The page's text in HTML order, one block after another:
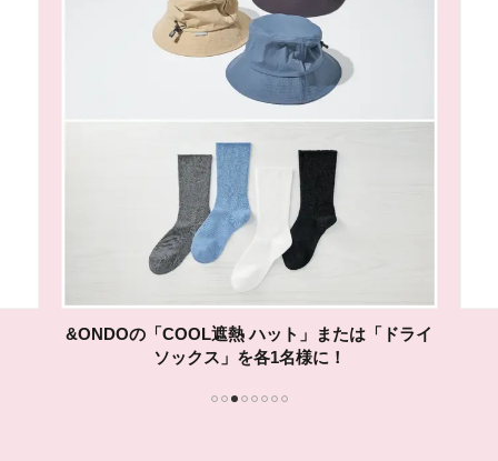
&ONDOの「COOL遮熱 ハット」または「ドライ
ソックス」を各1名様に！